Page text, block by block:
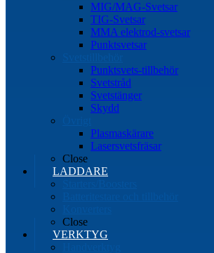
MIG/MAG-Svetsar
TIG-Svetsar
MMA elektrod-svetsar
Punktsvetsar
Punktsvets-tillbehör
Svetstråd
Svetstänger
Skydd
Plasmaskärare
Lasersvetsfräsar
Close
LADDARE
Close
VERKTYG